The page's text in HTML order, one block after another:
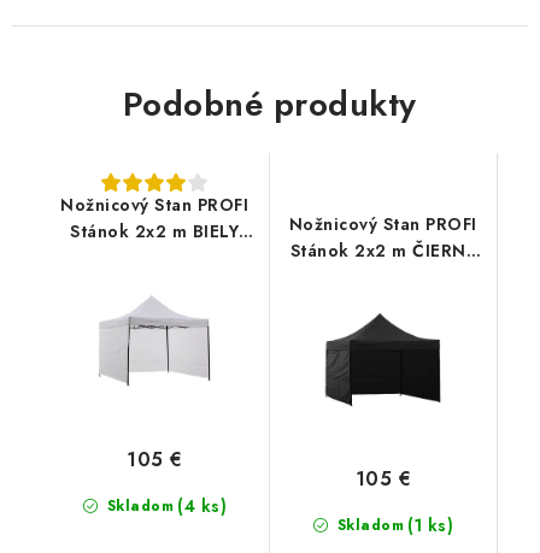
Podobné produkty
Nožnicový Stan PROFI
Stánok 2x2 m BIELY
Skladom (4 ks)
105 €
Nožnicový Stan PROFI
Stánok 2x2 m ČIERNY
Skladom (1 ks)
105 €